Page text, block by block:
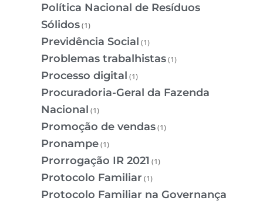
Política Nacional de Resíduos
Sólidos(1)
Previdência Social (1)
Problemas trabalhistas(1)
Processo digital (1)
Procuradoria-Geral da Fazenda
Nacional (1)
Promoção de vendas(1)
Pronampe(1)
Prorrogação IR 2021 (1)
Protocolo Familiar (1)
Protocolo Familiar na Governança